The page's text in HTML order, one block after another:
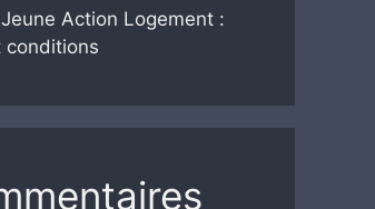
Action Logement :
conditions